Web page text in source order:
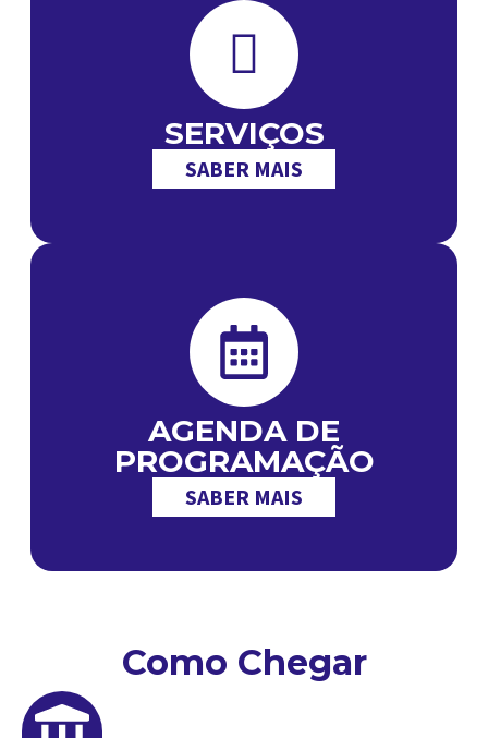
SERVIÇOS
SABER MAIS
AGENDA DE
PROGRAMAÇÃO
SABER MAIS
Como Chegar